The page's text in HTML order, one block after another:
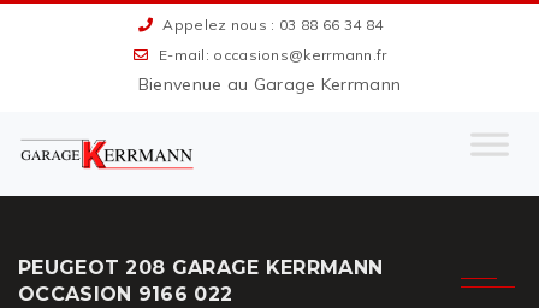
Appelez nous : 03 88 66 34 84
E-mail: occasions@kerrmann.fr
Bienvenue au Garage Kerrmann
PEUGEOT 208 GARAGE KERRMANN
OCCASION 9166 022